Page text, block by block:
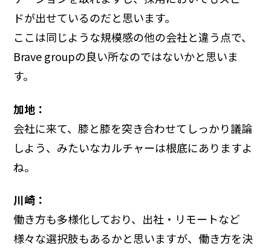
ドが出せているのだと思います。
ここは同じような規模感の他の会社と違う点で、
Brave groupの良い所なのではないかと思いま
す。
加地：
会社に来て、膝と膝を突き合わせてしっかり議論
しよう、みたいなカルチャーは根底にありますよ
ね。
川崎：
働き方も多様化しており、出社・リモートなど
様々な選択肢もあるかと思いますが、働き方を決